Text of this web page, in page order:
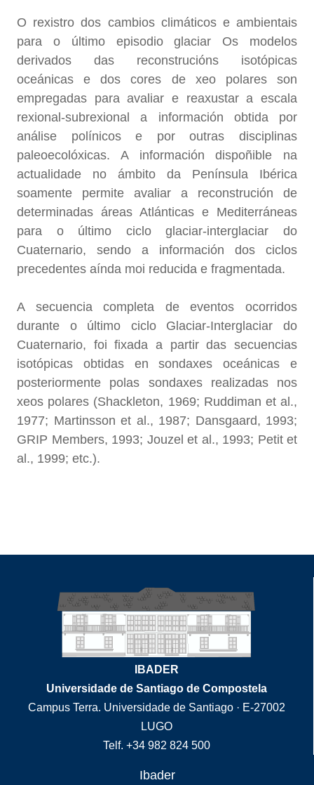
O rexistro dos cambios climáticos e ambientais
para o último episodio glaciar Os modelos
derivados das reconstrucións isotópicas
oceánicas e dos cores de xeo polares son
empregadas para avaliar e reaxustar a escala
rexional-subrexional a información obtida por
análise polínicos e por outras disciplinas
paleoecolóxicas. A información dispoñible na
actualidade no ámbito da Península Ibérica
soamente permite avaliar a reconstrución de
determinadas áreas Atlánticas e Mediterráneas
para o último ciclo glaciar-interglaciar do
Cuaternario, sendo a información dos ciclos
precedentes aínda moi reducida e fragmentada.
A secuencia completa de eventos ocorridos
durante o último ciclo Glaciar-Interglaciar do
Cuaternario, foi fixada a partir das secuencias
isotópicas obtidas en sondaxes oceánicas e
posteriormente polas sondaxes realizadas nos
xeos polares (Shackleton, 1969; Ruddiman et al.,
1977; Martinsson et al., 1987; Dansgaard, 1993;
GRIP Members, 1993; Jouzel et al., 1993; Petit et
al., 1999; etc.).
IBADER
Universidade de Santiago de Compostela
Campus Terra. Universidade de Santiago · E-27002
LUGO
Telf. +34 982 824 500
Ibader